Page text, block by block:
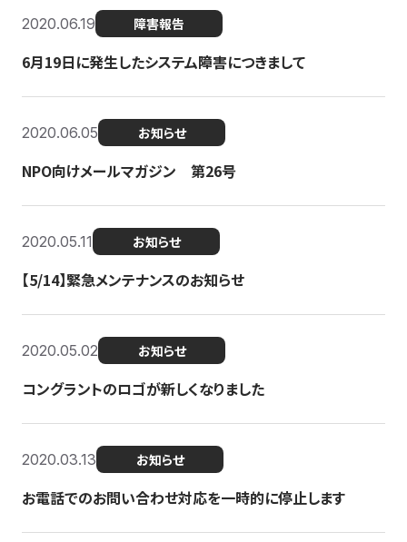
2020.06.19 障害報告
6月19日に発生したシステム障害につきまして
2020.06.05 お知らせ
NPO向けメールマガジン 第26号
2020.05.11 お知らせ
【5/14】緊急メンテナンスのお知らせ
2020.05.02 お知らせ
コングラントのロゴが新しくなりました
2020.03.13 お知らせ
お電話でのお問い合わせ対応を一時的に停止します